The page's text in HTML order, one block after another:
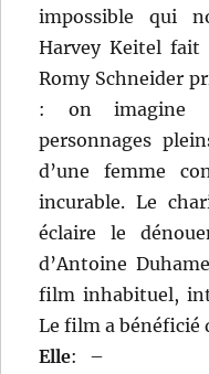
impossible qui
Harvey Keitel fait
Romy Schneider
: on imagine
personnages
d’une femme
incurable. Le
éclaire le
d’Antoine
film inhabituel,
Le film a bénéficié
Elle:
–